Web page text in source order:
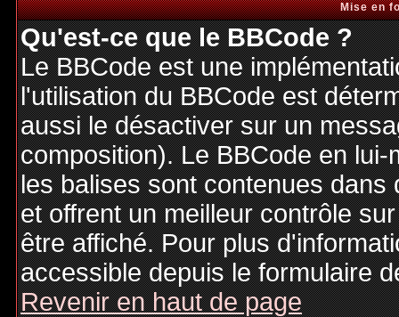
Mise en
Qu'est-ce que le BBCode ?
Le BBCode est une
l'utilisation du BBCode est
aussi le désactiver sur un
composition). Le BBCode en
les balises sont contenues
et offrent un meilleur contrôle
être affiché. Pour plus
accessible depuis le formulaire
Revenir en haut de page